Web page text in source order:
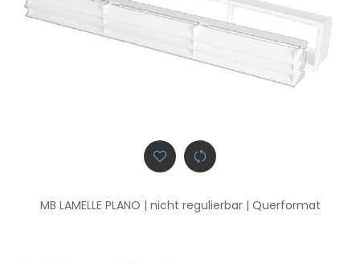
MB LAMELLE PLANO | nicht regulierbar | Querformat